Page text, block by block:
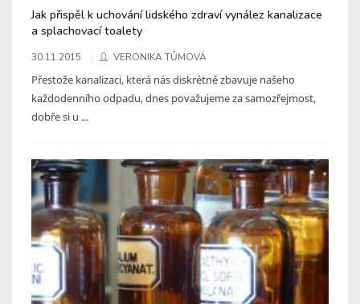
Jak přispěl k uchování lidského zdraví vynález kanalizace
a splachovací toalety
30.11.2015 VERONIKA TŮMOVÁ
Přestože kanalizaci, která nás diskrétně zbavuje našeho
každodenního odpadu, dnes považujeme za samozřejmost,
dobře si u ...